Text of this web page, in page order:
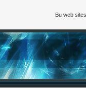
Bu web